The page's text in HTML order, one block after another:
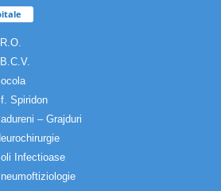
I.R.O.
I.B.C.V.
Spiridon
– Grajduri
Infectioase